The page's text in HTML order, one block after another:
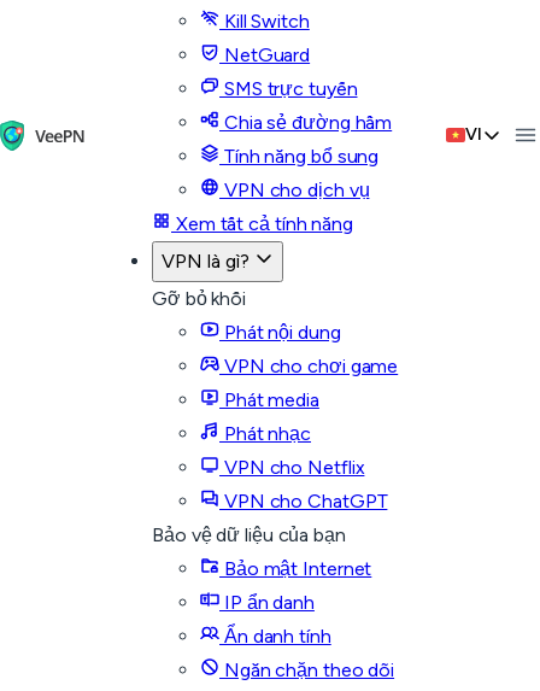
Kill Switch
NetGuard
SMS trực tuyến
Chia sẻ đường hầm
Tính năng bổ sung
VPN cho dịch vụ
Xem tất cả tính năng
VPN là gì?
Gỡ bỏ khối
Phát nội dung
VPN cho chơi game
Phát media
Phát nhạc
VPN cho Netflix
VPN cho ChatGPT
Bảo vệ dữ liệu của bạn
Bảo mật Internet
IP ẩn danh
Ẩn danh tính
Ngăn chặn theo dõi
VI